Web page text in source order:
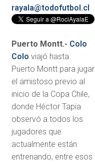
rayala@todofutbol.cl
Puerto Montt.- Colo
Colo viajó hasta
Puerto Montt para jugar
el amistoso previo al
inicio de la Copa Chile,
donde Héctor Tapia
observó a todos los
jugadores que
actualmente están
entrenando, entre esos